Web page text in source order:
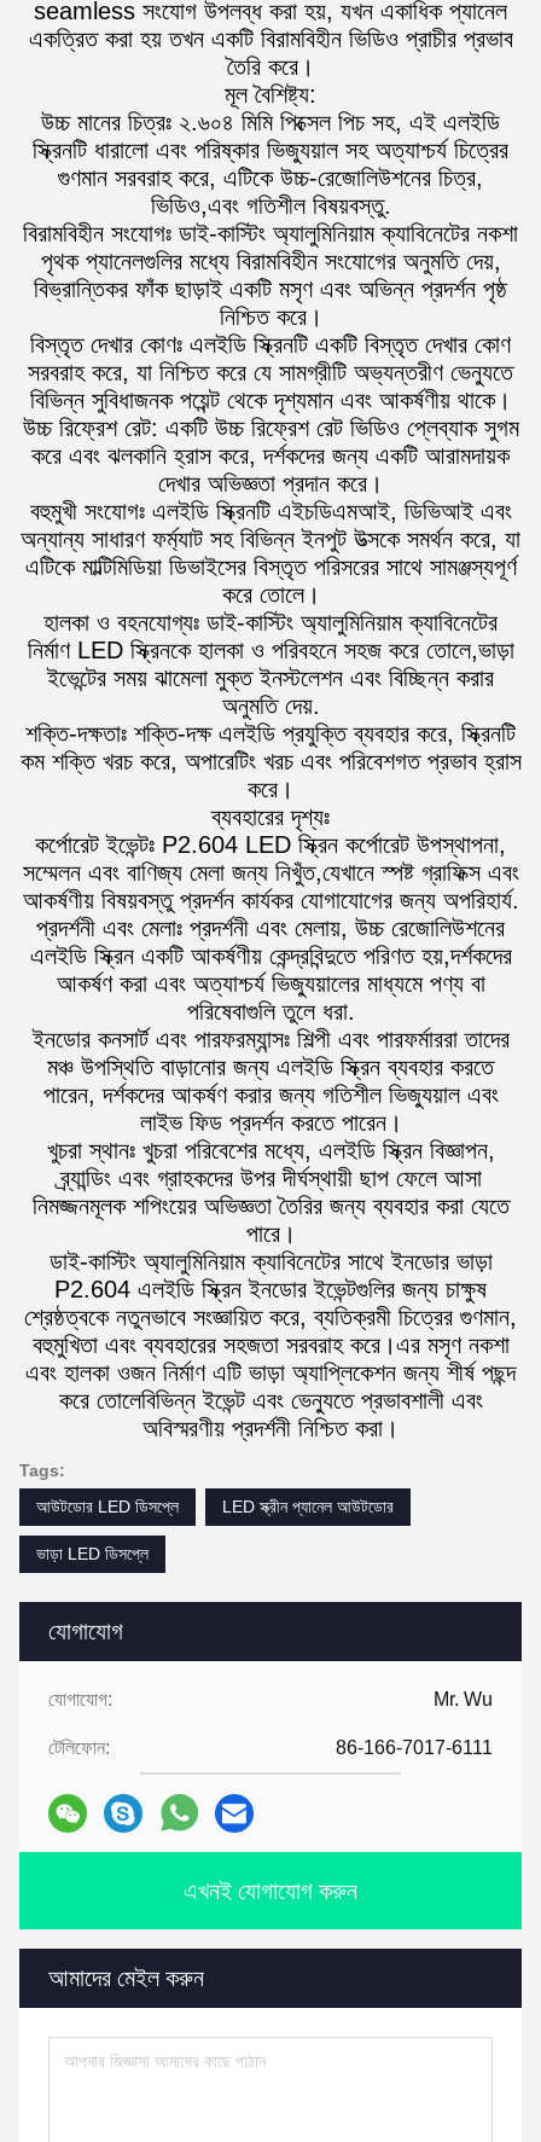
যোগাযোগ
যোগাযোগ: Mr. Wu
টেলিফোন: 86-166-7017-6111
এখনই যোগাযোগ করুন
আমাদের মেইল করুন
seamless সংযোগ উপলব্ধ করা হয়, যখন একাধিক প্যানেল
একত্রিত করা হয় তখন একটি বিরামবিহীন ভিডিও প্রাচীর প্রভাব
তৈরি করে।
মূল বৈশিষ্ট্য:
উচ্চ মানের চিত্রঃ ২.৬০৪ মিমি পিক্সেল পিচ সহ, এই এলইডি
স্ক্রিনটি ধারালো এবং পরিষ্কার ভিজ্যুয়াল সহ অত্যাশ্চর্য চিত্রের
গুণমান সরবরাহ করে, এটিকে উচ্চ-রেজোলিউশনের চিত্র,
ভিডিও,এবং গতিশীল বিষয়বস্তু.
বিরামবিহীন সংযোগঃ ডাই-কাস্টিং অ্যালুমিনিয়াম ক্যাবিনেটের নকশা
পৃথক প্যানেলগুলির মধ্যে বিরামবিহীন সংযোগের অনুমতি দেয়,
বিভ্রান্তিকর ফাঁক ছাড়াই একটি মসৃণ এবং অভিন্ন প্রদর্শন পৃষ্ঠ
নিশ্চিত করে।
বিস্তৃত দেখার কোণঃ এলইডি স্ক্রিনটি একটি বিস্তৃত দেখার কোণ
সরবরাহ করে, যা নিশ্চিত করে যে সামগ্রীটি অভ্যন্তরীণ ভেন্যুতে
বিভিন্ন সুবিধাজনক পয়েন্ট থেকে দৃশ্যমান এবং আকর্ষণীয় থাকে।
উচ্চ রিফ্রেশ রেট: একটি উচ্চ রিফ্রেশ রেট ভিডিও প্লেব্যাক সুগম
করে এবং ঝলকানি হ্রাস করে, দর্শকদের জন্য একটি আরামদায়ক
দেখার অভিজ্ঞতা প্রদান করে।
বহুমুখী সংযোগঃ এলইডি স্ক্রিনটি এইচডিএমআই, ডিভিআই এবং
অন্যান্য সাধারণ ফর্ম্যাট সহ বিভিন্ন ইনপুট উত্সকে সমর্থন করে, যা
এটিকে মাল্টিমিডিয়া ডিভাইসের বিস্তৃত পরিসরের সাথে সামঞ্জস্যপূর্ণ
করে তোলে।
হালকা ও বহনযোগ্যঃ ডাই-কাস্টিং অ্যালুমিনিয়াম ক্যাবিনেটের
নির্মাণ LED স্ক্রিনকে হালকা ও পরিবহনে সহজ করে তোলে,ভাড়া
ইভেন্টের সময় ঝামেলা মুক্ত ইনস্টলেশন এবং বিচ্ছিন্ন করার
অনুমতি দেয়.
শক্তি-দক্ষতাঃ শক্তি-দক্ষ এলইডি প্রযুক্তি ব্যবহার করে, স্ক্রিনটি
কম শক্তি খরচ করে, অপারেটিং খরচ এবং পরিবেশগত প্রভাব হ্রাস
করে।
ব্যবহারের দৃশ্যঃ
কর্পোরেট ইভেন্টঃ P2.604 LED স্ক্রিন কর্পোরেট উপস্থাপনা,
সম্মেলন এবং বাণিজ্য মেলা জন্য নিখুঁত,যেখানে স্পষ্ট গ্রাফিক্স এবং
আকর্ষণীয় বিষয়বস্তু প্রদর্শন কার্যকর যোগাযোগের জন্য অপরিহার্য.
প্রদর্শনী এবং মেলাঃ প্রদর্শনী এবং মেলায়, উচ্চ রেজোলিউশনের
এলইডি স্ক্রিন একটি আকর্ষণীয় কেন্দ্রবিন্দুতে পরিণত হয়,দর্শকদের
আকর্ষণ করা এবং অত্যাশ্চর্য ভিজ্যুয়ালের মাধ্যমে পণ্য বা
পরিষেবাগুলি তুলে ধরা.
ইনডোর কনসার্ট এবং পারফরম্যান্সঃ শিল্পী এবং পারফর্মাররা তাদের
মঞ্চ উপস্থিতি বাড়ানোর জন্য এলইডি স্ক্রিন ব্যবহার করতে
পারেন, দর্শকদের আকর্ষণ করার জন্য গতিশীল ভিজ্যুয়াল এবং
লাইভ ফিড প্রদর্শন করতে পারেন।
খুচরা স্থানঃ খুচরা পরিবেশের মধ্যে, এলইডি স্ক্রিন বিজ্ঞাপন,
ব্র্যান্ডিং এবং গ্রাহকদের উপর দীর্ঘস্থায়ী ছাপ ফেলে আসা
নিমজ্জনমূলক শপিংয়ের অভিজ্ঞতা তৈরির জন্য ব্যবহার করা যেতে
পারে।
ডাই-কাস্টিং অ্যালুমিনিয়াম ক্যাবিনেটের সাথে ইনডোর ভাড়া
P2.604 এলইডি স্ক্রিন ইনডোর ইভেন্টগুলির জন্য চাক্ষুষ
শ্রেষ্ঠত্বকে নতুনভাবে সংজ্ঞায়িত করে, ব্যতিক্রমী চিত্রের গুণমান,
বহুমুখিতা এবং ব্যবহারের সহজতা সরবরাহ করে।এর মসৃণ নকশা
এবং হালকা ওজন নির্মাণ এটি ভাড়া অ্যাপ্লিকেশন জন্য শীর্ষ পছন্দ
করে তোলেবিভিন্ন ইভেন্ট এবং ভেন্যুতে প্রভাবশালী এবং
অবিস্মরণীয় প্রদর্শনী নিশ্চিত করা।
Tags:
আউটডোর LED ডিসপ্লে
LED স্ক্রীন প্যানেল আউটডোর
ভাড়া LED ডিসপ্লে